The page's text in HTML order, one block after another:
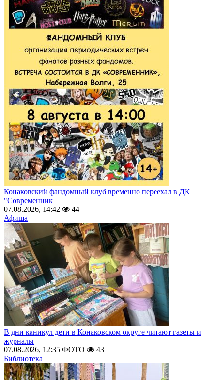
Конаковский фандомный клуб временно переехал в ДК
"Современник
07.08.2026, 14:42
44
Афиша
В дни каникул дети в Конаковском округе читают газеты и
журналы
07.08.2026, 12:35 ФОТО
43
Библиотека